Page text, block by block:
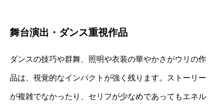
舞台演出・ダンス重視作品
ダンスの技巧や群舞、照明や衣装の華やかさがウリの作
品は、視覚的なインパクトが強く残ります。ストーリー
が複雑でなかったり、セリフが少なめであってもエネル